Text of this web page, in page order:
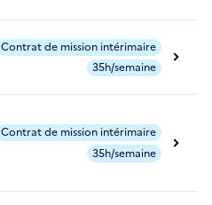
Contrat de mission intérimaire
35h/semaine
Contrat de mission intérimaire
35h/semaine